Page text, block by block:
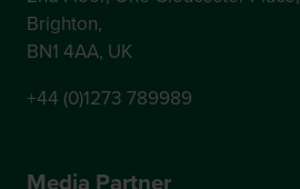
Brighton,
BN1 4AA, UK
+44 (0)1273 789989
Media Partner